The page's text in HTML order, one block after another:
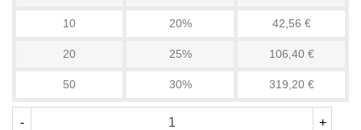
10 20% 42,56 €
20 25% 106,40 €
50 30% 319,20 €
- +